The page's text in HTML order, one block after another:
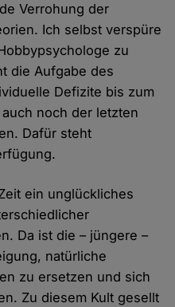
Verrohung der
Ich selbst verspüre
zu
die Aufgabe des
Defizite bis zum
noch der letzten
Dafür steht
ein unglückliches
Da ist die – jüngere –
natürliche
zu ersetzen und sich
Zu diesem Kult gesellt